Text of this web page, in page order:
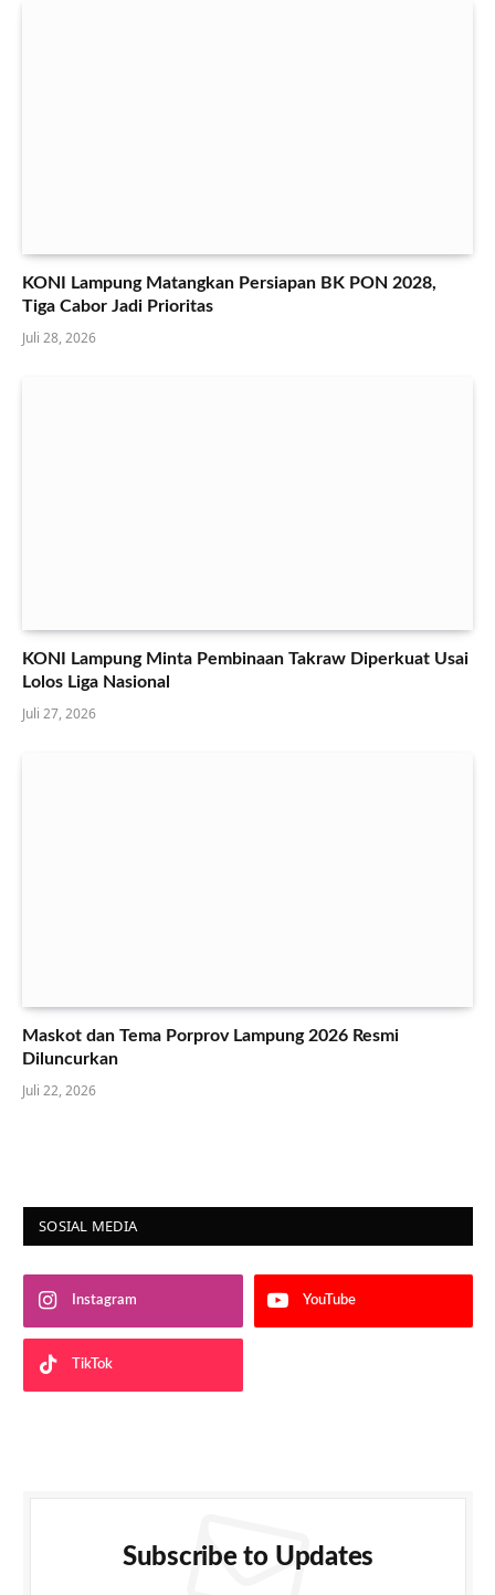
KONI Lampung Matangkan Persiapan BK PON 2028,
Tiga Cabor Jadi Prioritas
Juli 28, 2026
KONI Lampung Minta Pembinaan Takraw Diperkuat Usai
Lolos Liga Nasional
Juli 27, 2026
Maskot dan Tema Porprov Lampung 2026 Resmi
Diluncurkan
Juli 22, 2026
SOSIAL MEDIA
Instagram YouTube
TikTok
Subscribe to Updates